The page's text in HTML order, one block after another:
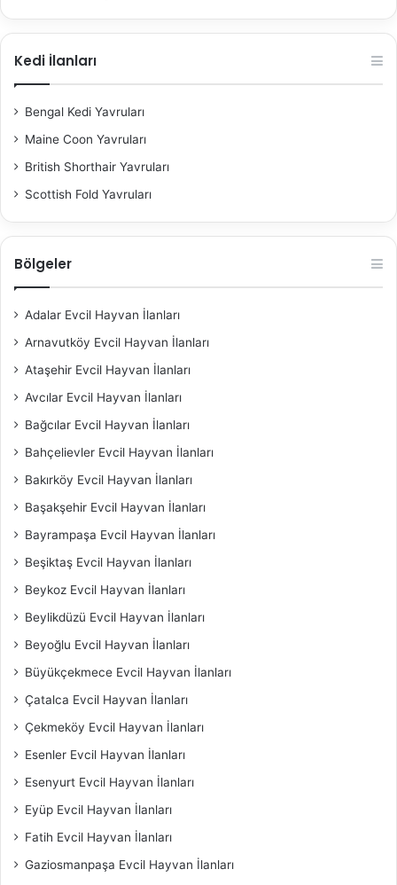
Kedi İlanları
Bengal Kedi Yavruları
Maine Coon Yavruları
British Shorthair Yavruları
Scottish Fold Yavruları
Bölgeler
Adalar Evcil Hayvan İlanları
Arnavutköy Evcil Hayvan İlanları
Ataşehir Evcil Hayvan İlanları
Avcılar Evcil Hayvan İlanları
Bağcılar Evcil Hayvan İlanları
Bahçelievler Evcil Hayvan İlanları
Bakırköy Evcil Hayvan İlanları
Başakşehir Evcil Hayvan İlanları
Bayrampaşa Evcil Hayvan İlanları
Beşiktaş Evcil Hayvan İlanları
Beykoz Evcil Hayvan İlanları
Beylikdüzü Evcil Hayvan İlanları
Beyoğlu Evcil Hayvan İlanları
Büyükçekmece Evcil Hayvan İlanları
Çatalca Evcil Hayvan İlanları
Çekmeköy Evcil Hayvan İlanları
Esenler Evcil Hayvan İlanları
Esenyurt Evcil Hayvan İlanları
Eyüp Evcil Hayvan İlanları
Fatih Evcil Hayvan İlanları
Gaziosmanpaşa Evcil Hayvan İlanları